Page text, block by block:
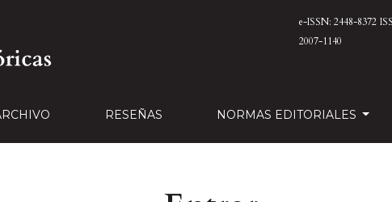
e-ISSN: 2448-8372
2007-1140
RESEÑAS NORMAS EDITORIALES